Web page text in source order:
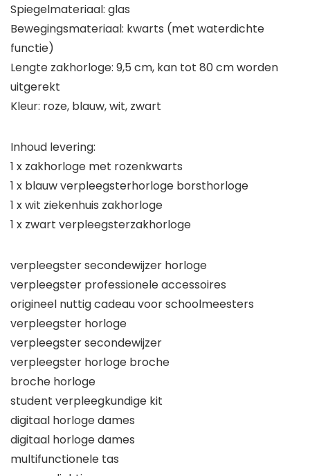
Spiegelmateriaal: glas
Bewegingsmateriaal: kwarts (met waterdichte
functie)
Lengte zakhorloge: 9,5 cm, kan tot 80 cm worden
uitgerekt
Kleur: roze, blauw, wit, zwart
Inhoud levering:
1 x zakhorloge met rozenkwarts
1 x blauw verpleegsterhorloge borsthorloge
1 x wit ziekenhuis zakhorloge
1 x zwart verpleegsterzakhorloge
verpleegster secondewijzer horloge
verpleegster professionele accessoires
origineel nuttig cadeau voor schoolmeesters
verpleegster horloge
verpleegster secondewijzer
verpleegster horloge broche
broche horloge
student verpleegkundige kit
digitaal horloge dames
digitaal horloge dames
multifunctionele tas